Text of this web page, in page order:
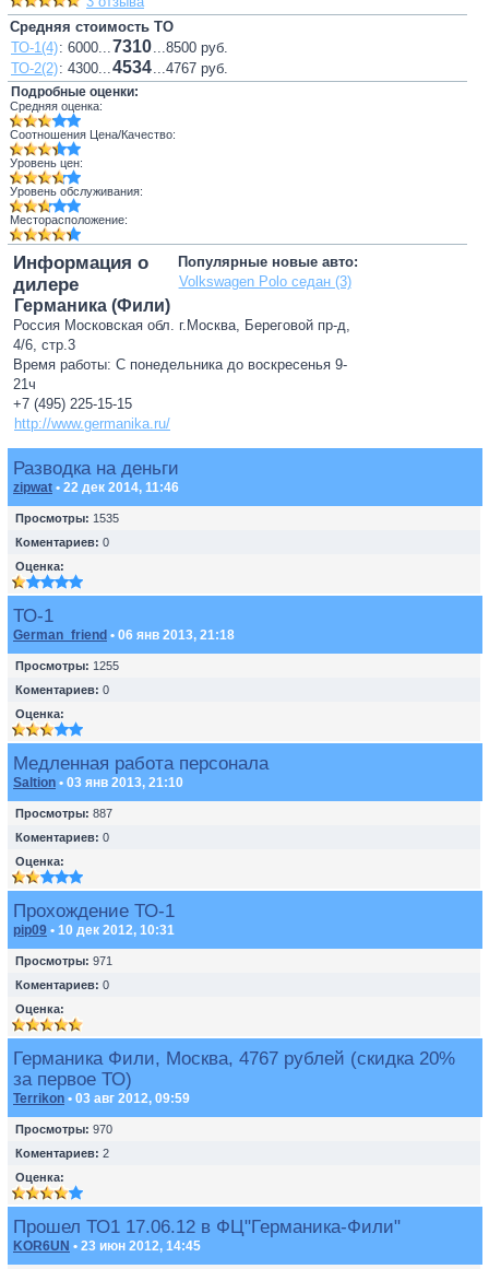
Средняя стоимость ТО
ТО-1(4): 6000...7310...8500 руб.
ТО-2(2): 4300...4534...4767 руб.
Подробные оценки:
Средняя оценка:
Соотношения Цена/Качество:
Уровень цен:
Уровень обслуживания:
Месторасположение:
Популярные новые авто:
Volkswagen Polo седан (3)
Информация о
дилере
Германика (Фили)
Россия Московская обл. г.Москва, Береговой пр-д,
4/6, стр.3
Время работы: С понедельника до воскресенья 9-
21ч
+7 (495) 225-15-15
http://www.germanika.ru/
Разводка на деньги
zipwat • 22 дек 2014, 11:46
Просмотры: 1535
Коментариев: 0
Оценка:
ТО-1
German_friend • 06 янв 2013, 21:18
Просмотры: 1255
Коментариев: 0
Оценка:
Медленная работа персонала
Saltion • 03 янв 2013, 21:10
Просмотры: 887
Коментариев: 0
Оценка:
Прохождение ТО-1
pip09 • 10 дек 2012, 10:31
Просмотры: 971
Коментариев: 0
Оценка:
Германика Фили, Москва, 4767 рублей (скидка 20%
за первое ТО)
Terrikon • 03 авг 2012, 09:59
Просмотры: 970
Коментариев: 2
Оценка:
Прошел ТО1 17.06.12 в ФЦ"Германика-Фили"
KOR6UN • 23 июн 2012, 14:45